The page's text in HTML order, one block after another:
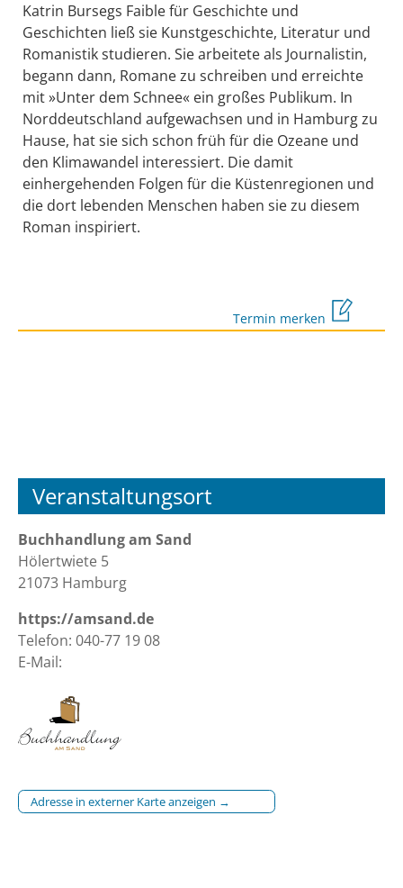
Katrin Bursegs Faible für Geschichte und
Geschichten ließ sie Kunstgeschichte, Literatur und
Romanistik studieren. Sie arbeitete als Journalistin,
begann dann, Romane zu schreiben und erreichte
mit »Unter dem Schnee« ein großes Publikum. In
Norddeutschland aufgewachsen und in Hamburg zu
Hause, hat sie sich schon früh für die Ozeane und
den Klimawandel interessiert. Die damit
einhergehenden Folgen für die Küstenregionen und
die dort lebenden Menschen haben sie zu diesem
Roman inspiriert.
Termin merken
Veranstaltungsort
Buchhandlung am Sand
Hölertwiete 5
21073 Hamburg
https://amsand.de
Telefon: 040-77 19 08
E-Mail:
Adresse in externer Karte anzeigen →